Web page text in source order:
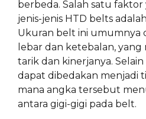
berbeda. Salah satu
jenis-jenis HTD belts
Ukuran belt ini umumnya
lebar dan ketebalan,
tarik dan kinerjanya.
dapat dibedakan menjadi
mana angka tersebut
antara gigi-gigi pada belt.